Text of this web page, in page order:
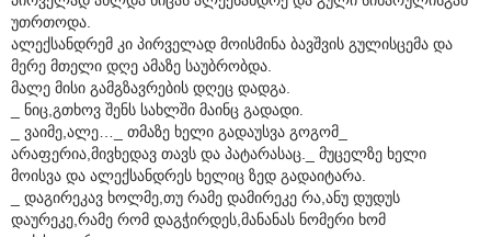
უთრთოდა.
ალექსანდრემ კი პირველად მოისმინა ბავშვის გულისცემა და
მერე მთელი დღე ამაზე საუბრობდა.
მალე მისი გამგზავრების დღეც დადგა.
_ ნიც,გთხოვ შენს სახლში მაინც გადადი.
_ ვაიმე,ალე…_ თმაზე ხელი გადაუსვა გოგომ_
არაფერია,მივხედავ თავს და პატარასაც._ მუცელზე ხელი
მოისვა და ალექსანდრეს ხელიც ზედ გადაიტარა.
_ დაგირეკავ ხოლმე,თუ რამე დამირეკე რა,ანუ დუდუს
დაურეკე,რამე რომ დაგჭირდეს,მანანას ნომერი ხომ